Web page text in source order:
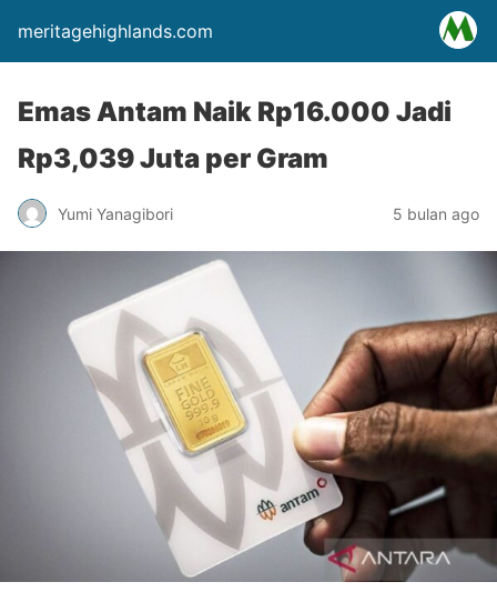
meritagehighlands.com
Emas Antam Naik Rp16.000 Jadi
Rp3,039 Juta per Gram
Yumi Yanagibori 5 bulan ago